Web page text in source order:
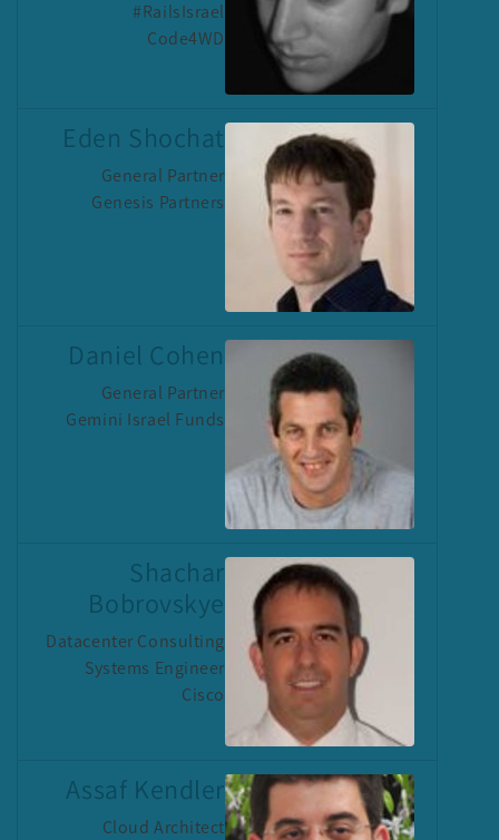
#RailsIsrael
Code4WD
Eden Shochat
General Partner
Genesis Partners
Daniel Cohen
General Partner
Gemini Israel Funds
Shachar
Bobrovskye
Datacenter Consulting
Systems Engineer
Cisco
Assaf Kendler
Cloud Architect